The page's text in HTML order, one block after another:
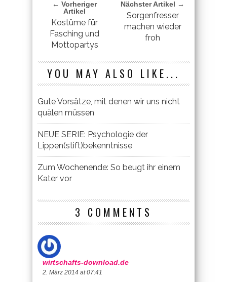
← Vorheriger
Artikel
Kostüme für
Fasching und
Mottopartys
Nächster Artikel →
Sorgenfresser
machen wieder
froh
YOU MAY ALSO LIKE...
Gute Vorsätze, mit denen wir uns nicht
quälen müssen
NEUE SERIE: Psychologie der
Lippen(stift)bekenntnisse
Zum Wochenende: So beugt ihr einem
Kater vor
3 COMMENTS
wirtschafts-download.de
2. März 2014 at 07:41